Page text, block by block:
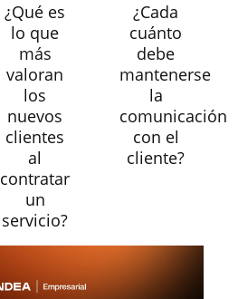
¿Qué es
lo que
más
valoran
los
nuevos
clientes
al
contratar
un
servicio?
¿Cada
cuánto
debe
mantenerse
la
comunicación
con el
cliente?